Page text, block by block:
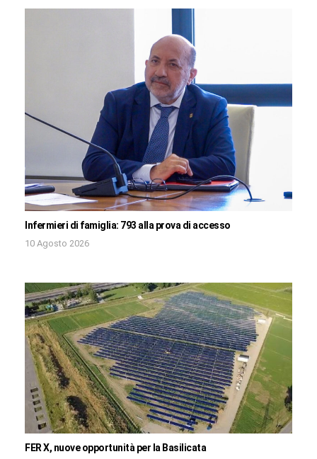
Infermieri di famiglia: 793 alla prova di accesso
10 Agosto 2026
FER X, nuove opportunità per la Basilicata